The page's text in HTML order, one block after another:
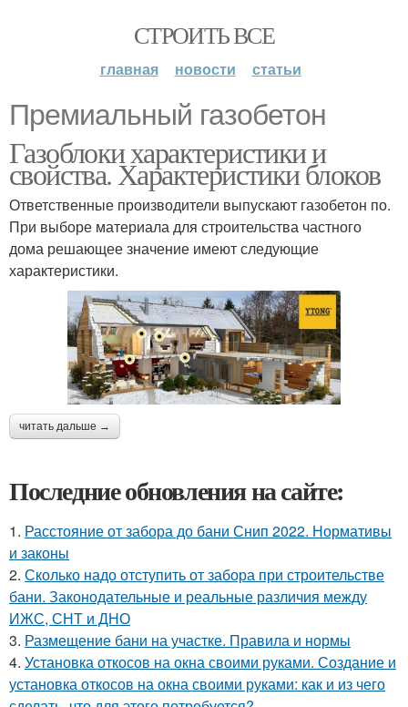
СТРОИТЬ ВСЕ
главная новости статьи
Премиальный газобетон
Газоблоки характеристики и
свойства. Характеристики блоков
Ответственные производители выпускают газобетон по.
При выборе материала для строительства частного
дома решающее значение имеют следующие
характеристики.
читать дальше →
Последние обновления на сайте:
1. Расстояние от забора до бани Снип 2022. Нормативы
и законы
2. Сколько надо отступить от забора при строительстве
бани. Законодательные и реальные различия между
ИЖС, СНТ и ДНО
3. Размещение бани на участке. Правила и нормы
4. Установка откосов на окна своими руками. Создание и
установка откосов на окна своими руками: как и из чего